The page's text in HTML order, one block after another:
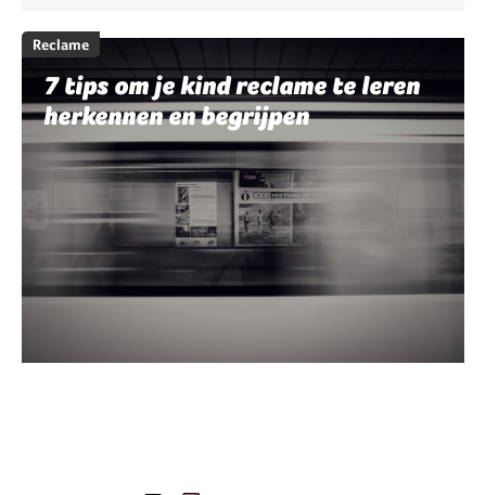
Reclame
7 tips om je kind reclame te leren
herkennen en begrijpen